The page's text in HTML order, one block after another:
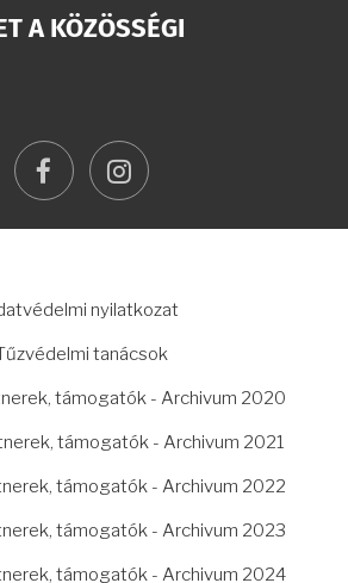
A KÖZÖSSÉGI
facebookinstagram
nyilatkozat
tanácsok
támogatók - Archivum 2020
támogatók - Archivum 2021
támogatók - Archivum 2022
támogatók - Archivum 2023
támogatók - Archivum 2024